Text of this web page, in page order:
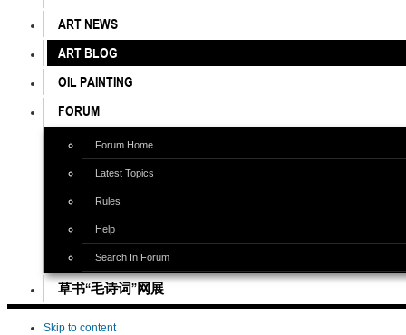
ART NEWS
ART BLOG
OIL PAINTING
FORUM
Forum Home
Latest Topics
Rules
Help
Search In Forum
草书“毛诗词”网展
Skip to content